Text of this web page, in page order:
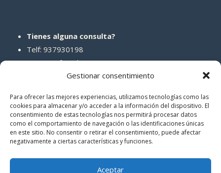
Gestionar consentimiento
Para ofrecer las mejores experiencias, utilizamos tecnologías como las
cookies para almacenar y/o acceder a la información del dispositivo. El
consentimiento de estas tecnologías nos permitirá procesar datos
como el comportamiento de navegación o las identificaciones únicas
en este sitio. No consentir o retirar el consentimiento, puede afectar
negativamente a ciertas características y funciones.
Aceptar
Tienes alguna consulta?
Telf: 937930198
Correo: info@abcreparaciones.com
REDES SOCIALES